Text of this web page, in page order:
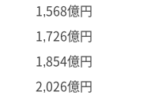
1,568億円
1,726億円
1,854億円
2,026億円